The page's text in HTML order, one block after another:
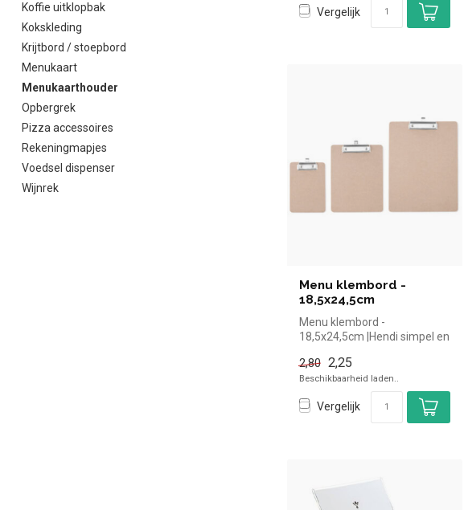
Koffie uitklopbak
Kokskleding
Krijtbord / stoepbord
Menukaart
Menukaarthouder
Opbergrek
Pizza accessoires
Rekeningmapjes
Voedsel dispenser
Wijnrek
Vergelijk
Menu klembord -
18,5x24,5cm
Menu klembord -
18,5x24,5cm |Hendi simpel en
Overz...
2,80 2,25
Beschikbaarheid laden..
Vergelijk